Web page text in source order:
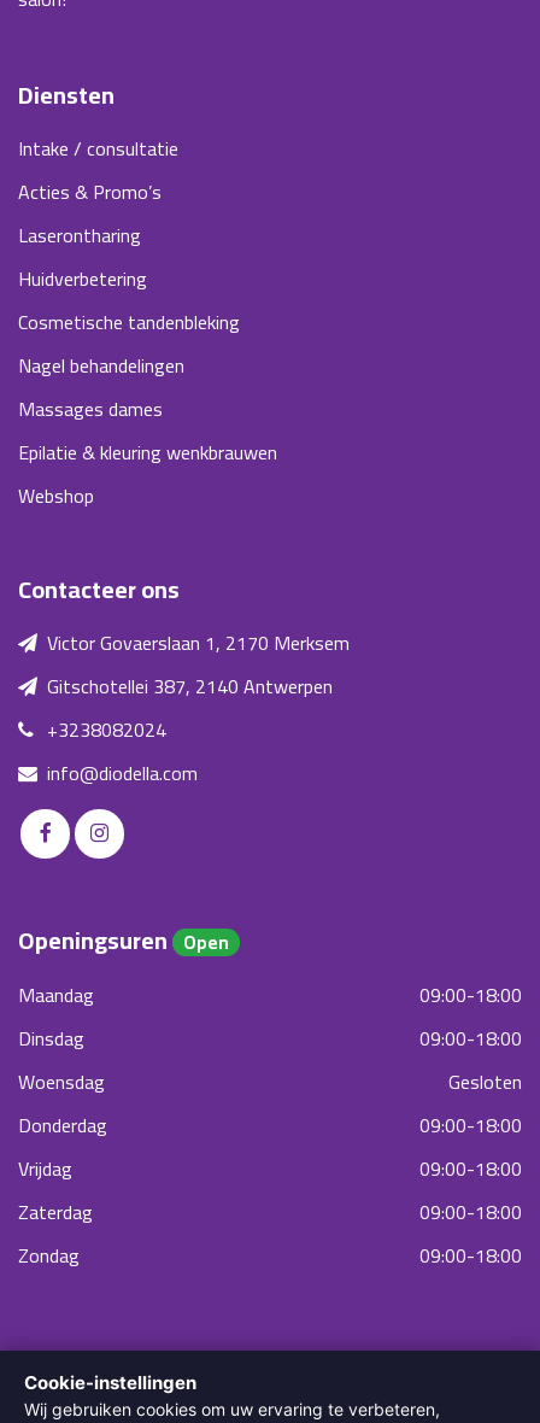
Diensten
Intake / consultatie
Acties & Promo’s
Laserontharing
Huidverbetering
Cosmetische tandenbleking
Nagel behandelingen
Massages dames
Epilatie & kleuring wenkbrauwen
Webshop
Contacteer ons
Victor Govaerslaan 1, 2170 Merksem
Gitschotellei 387, 2140 Antwerpen
+3238082024
info@diodella.com
Openingsuren Open
Maandag
09:00-18:00
Dinsdag
09:00-18:00
Woensdag
Gesloten
Donderdag
09:00-18:00
Vrijdag
09:00-18:00
Zaterdag
09:00-18:00
Zondag
09:00-18:00
Cookie-instellingen
Wij gebruiken cookies om uw ervaring te verbeteren,